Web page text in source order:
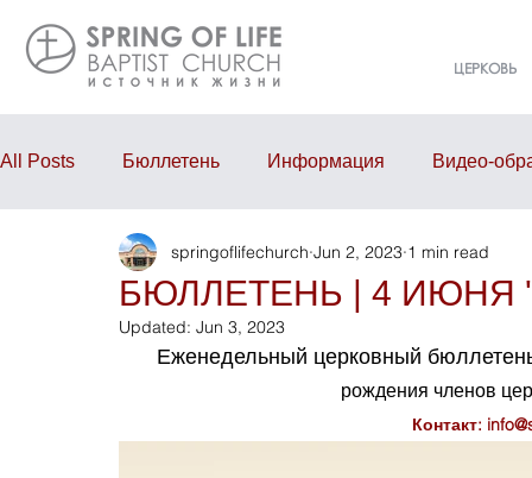
ЦЕРКОВЬ
All Posts Бюллетень Информация Видео-
Проповедь Годовой отчёт События
БЮЛЛЕТЕНЬ | 4 ИЮНЯ
springoflifechurch Jun 2, 2023 1 min read
Updated: Jun 3, 2023
Еженедельный церковный
рождения членов
Контакт: